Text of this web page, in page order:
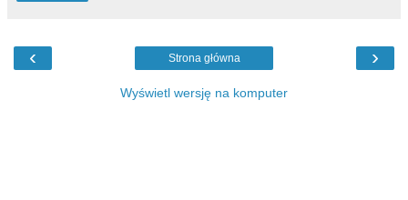
‹ ›
Strona główna
Wyświetl wersję na komputer